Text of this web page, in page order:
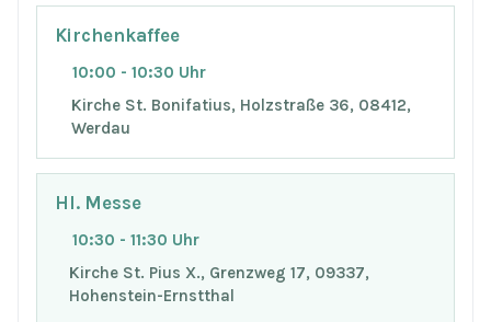
Kirchenkaffee
10:00 - 10:30 Uhr
Kirche St. Bonifatius, Holzstraße 36, 08412,
Werdau
Hl. Messe
10:30 - 11:30 Uhr
Kirche St. Pius X., Grenzweg 17, 09337,
Hohenstein-Ernstthal